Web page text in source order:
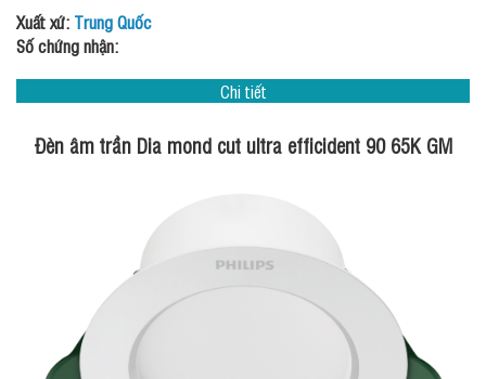
Xuất xứ: Trung Quốc
Số chứng nhận:
Chi tiết
Đèn âm trần Dia mond cut ultra efficident 90 65K GM